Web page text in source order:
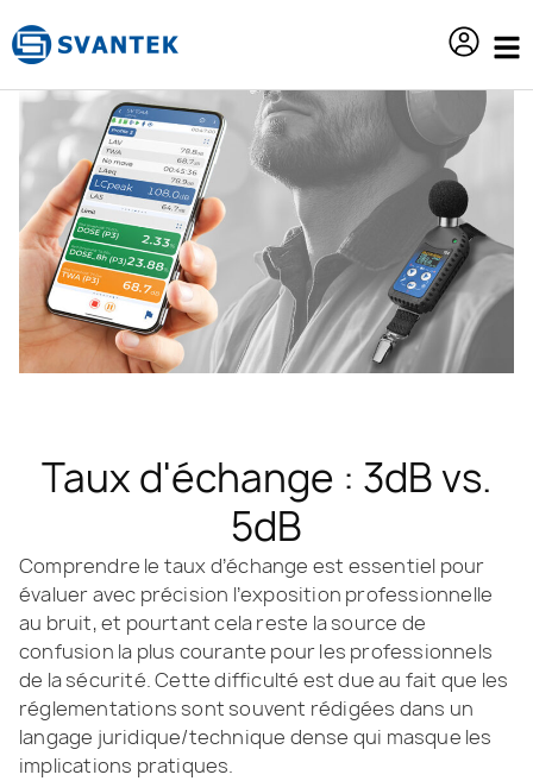
principal
Taux d'échange : 3dB vs.
5dB
Comprendre le taux d’échange est essentiel pour
évaluer avec précision l’exposition professionnelle
au bruit, et pourtant cela reste la source de
confusion la plus courante pour les professionnels
de la sécurité. Cette difficulté est due au fait que les
réglementations sont souvent rédigées dans un
langage juridique/technique dense qui masque les
implications pratiques.